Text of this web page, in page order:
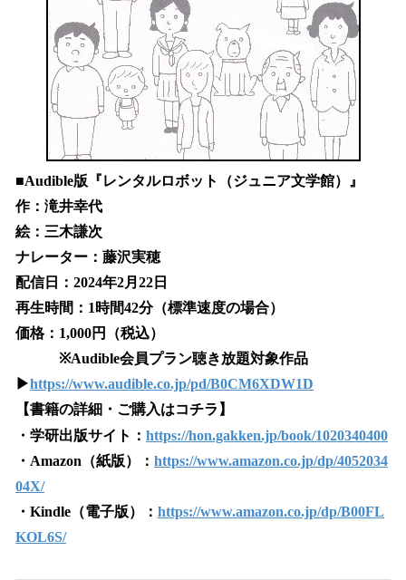
■Audible版『レンタルロボット（ジュニア文学館）』
作：滝井幸代
絵：三木謙次
ナレーター：藤沢実穂
配信日：2024年2月22日
再生時間：1時間42分（標準速度の場合）
価格：1,000円（税込）
※Audible会員プラン聴き放題対象作品
▶https://www.audible.co.jp/pd/B0CM6XDW1D
【書籍の詳細・ご購入はコチラ】
・学研出版サイト： https://hon.gakken.jp/book/1020340400
・Amazon（紙版）： https://www.amazon.co.jp/dp/4052034
04X/
・Kindle（電子版）： https://www.amazon.co.jp/dp/B00FL
KOL6S/